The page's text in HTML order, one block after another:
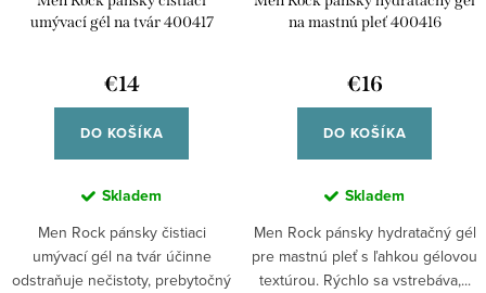
umývací gél na tvár 400417
€14
DO KOŠÍKA
Skladem
Men Rock pánsky čistiaci
umývací gél na tvár účinne
odstraňuje nečistoty, prebytočný
na mastnú pleť 400416
€16
DO KOŠÍKA
Skladem
Men Rock pánsky hydratačný gél
pre mastnú pleť s ľahkou gélovou
textúrou. Rýchlo sa vstrebáva,...